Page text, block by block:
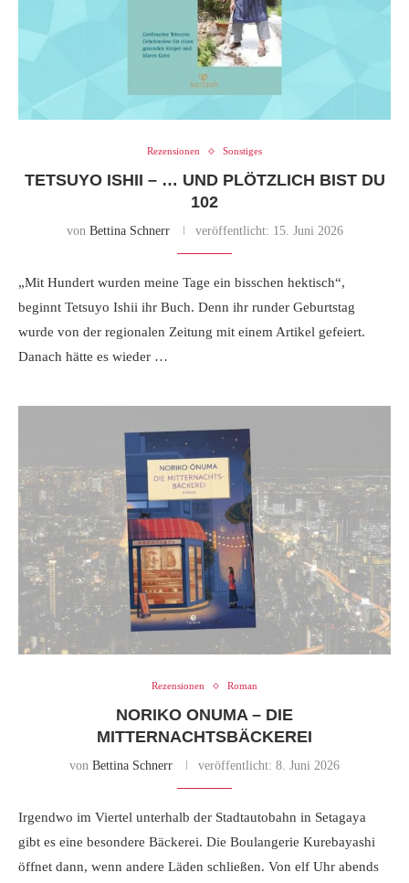
Rezensionen Sonstiges
TETSUYO ISHII – … UND PLÖTZLICH BIST DU
102
von Bettina Schnerr veröffentlicht: 15. Juni 2026
„Mit Hundert wurden meine Tage ein bisschen hektisch“,
beginnt Tetsuyo Ishii ihr Buch. Denn ihr runder Geburtstag
wurde von der regionalen Zeitung mit einem Artikel gefeiert.
Danach hätte es wieder …
Rezensionen Roman
NORIKO ONUMA – DIE
MITTERNACHTSBÄCKEREI
von Bettina Schnerr veröffentlicht: 8. Juni 2026
Irgendwo im Viertel unterhalb der Stadtautobahn in Setagaya
gibt es eine besondere Bäckerei. Die Boulangerie Kurebayashi
öffnet dann, wenn andere Läden schließen. Von elf Uhr abends